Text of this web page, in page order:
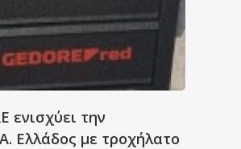
ενισχύει την
Ελλάδος με τροχήλατο